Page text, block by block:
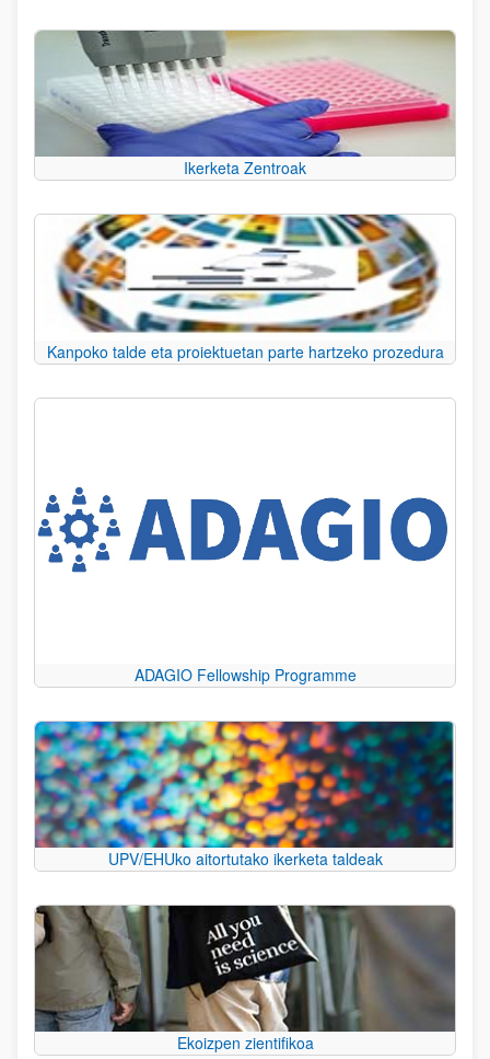
Ikerketa Zentroak
Kanpoko talde eta proiektuetan parte hartzeko prozedura
ADAGIO Fellowship Programme
UPV/EHUko aitortutako ikerketa taldeak
Ekoizpen zientifikoa